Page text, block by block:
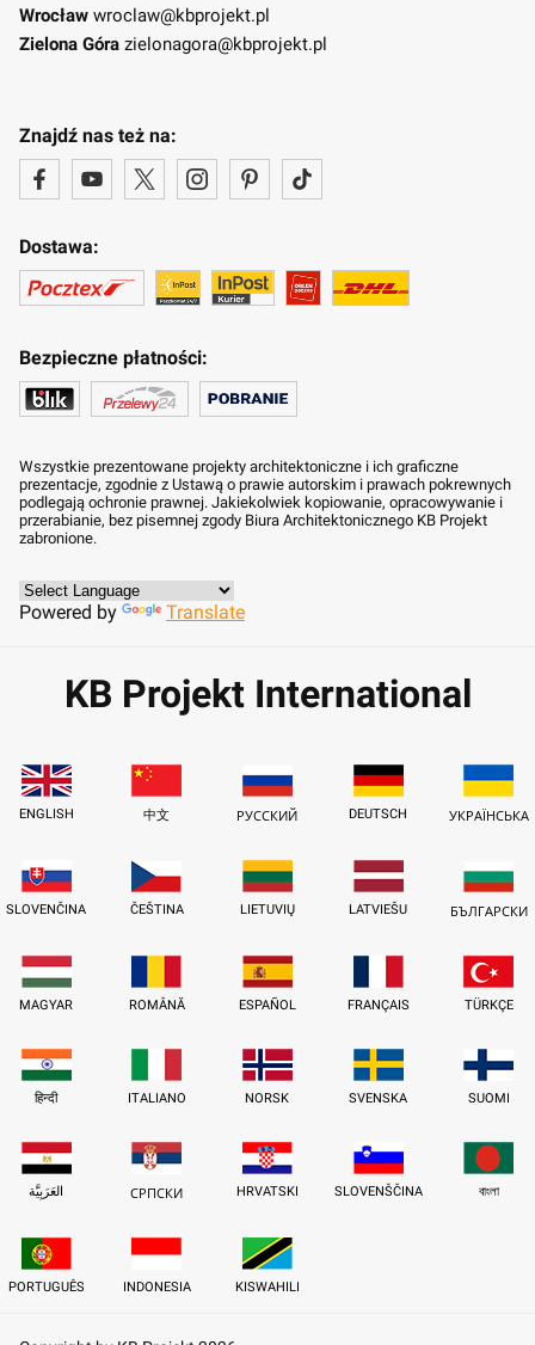
Wrocław wroclaw@kbprojekt.pl
Zielona Góra zielonagora@kbprojekt.pl
Znajdź nas też na:
Dostawa:
Bezpieczne płatności:
Wszystkie prezentowane projekty architektoniczne i ich graficzne
prezentacje, zgodnie z Ustawą o prawie autorskim i prawach pokrewnych
podlegają ochronie prawnej. Jakiekolwiek kopiowanie, opracowywanie i
przerabianie, bez pisemnej zgody Biura Architektonicznego KB Projekt
zabronione.
Powered by Translate
KB Projekt International
ENGLISH 中文 РУССКИЙ DEUTSCH УКРАЇНСЬКА
SLOVENČINA ČEŠTINA LIETUVIŲ LATVIEŠU БЪЛГАРСКИ
MAGYAR ROMÂNĂ ESPAÑOL FRANÇAIS TÜRKÇE
हिन्दी ITALIANO NORSK SVENSKA SUOMI
العَرَبِيَّة СРПСКИ HRVATSKI SLOVENŠČINA বাংলা
PORTUGUÊS INDONESIA KISWAHILI